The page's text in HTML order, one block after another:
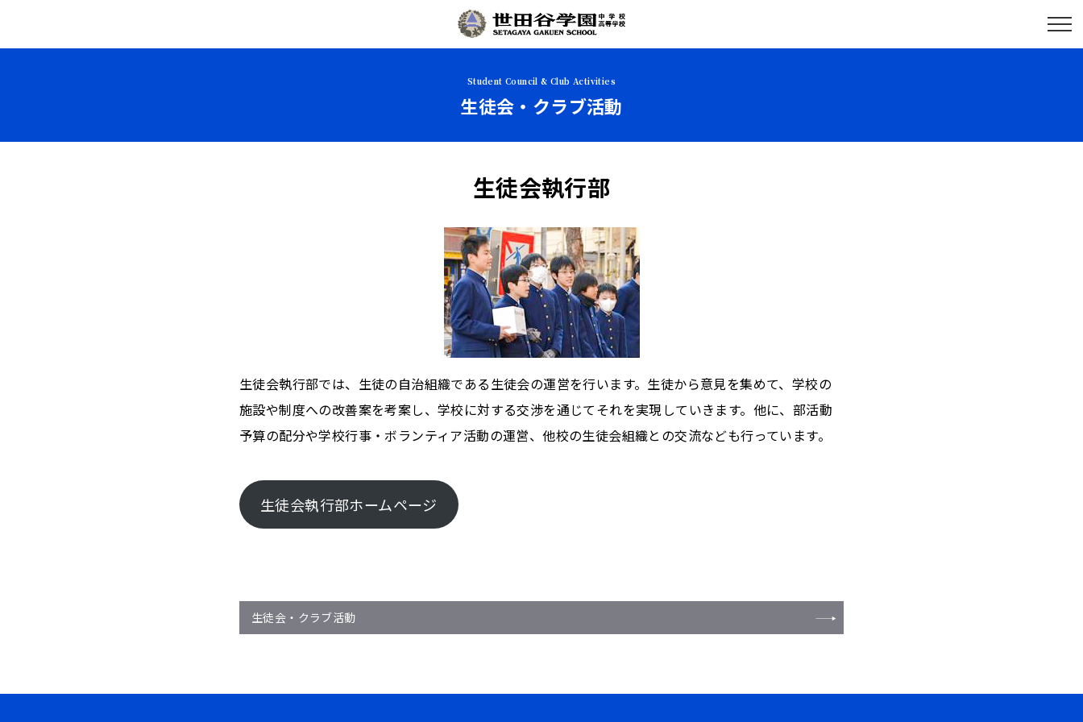
Student Council & Club Activities
生徒会・クラブ活動
生徒会執行部
生徒会執行部では、生徒の自治組織である生徒会の運営を行います。生徒から意見を集めて、学校の
施設や制度への改善案を考案し、学校に対する交渉を通じてそれを実現していきます。他に、部活動
予算の配分や学校行事・ボランティア活動の運営、他校の生徒会組織との交流なども行っています。
生徒会執行部ホームページ
生徒会・クラブ活動